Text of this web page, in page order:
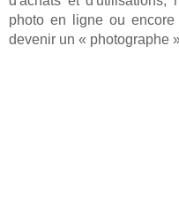
photo en ligne ou
devenir un « photographe